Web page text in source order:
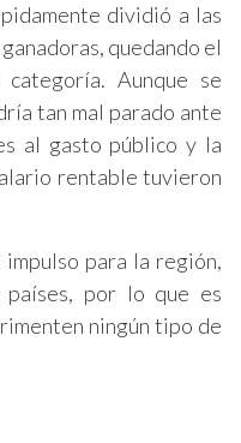
dividió a las
quedando el
Aunque se
tan mal parado ante
al gasto público y la
rentable tuvieron
impulso para la región,
por lo que es
ningún tipo de